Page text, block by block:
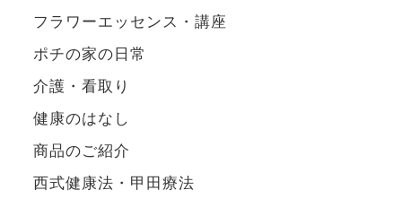
フラワーエッセンス・講座
ポチの家の日常
介護・看取り
健康のはなし
商品のご紹介
西式健康法・甲田療法